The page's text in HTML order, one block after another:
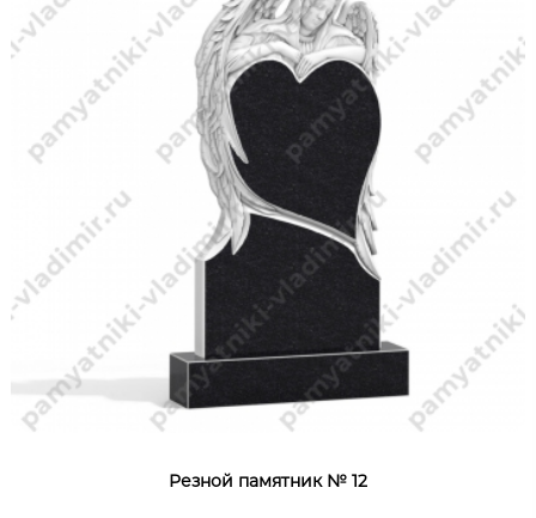
Резной памятник № 12